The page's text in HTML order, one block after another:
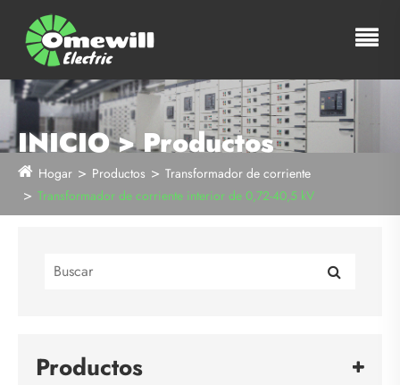
INICIO > Productos
Hogar Productos
Transformador de corriente
Transformador de corriente interior de 0,72-40,5 kV
Productos